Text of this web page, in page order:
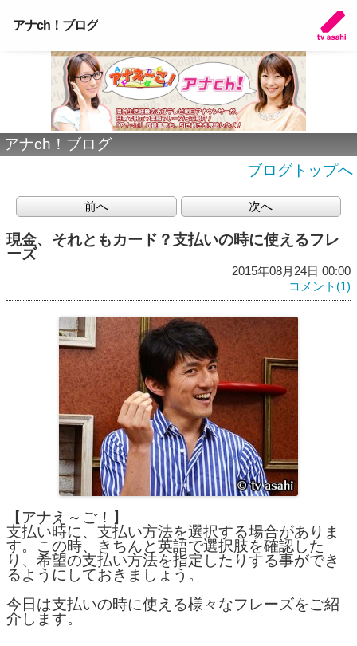
アナch！ブログ
アナch！ブログ
ブログトップへ
前へ 次へ
現金、それともカード？支払いの時に使えるフレ
ーズ
2015年08月24日 00:00
コメント(1)
【アナえ～ご！】
支払い時に、支払い方法を選択する場合がありま
す。この時、きちんと英語で選択肢を確認した
り、希望の支払い方法を指定したりする事ができ
るようにしておきましょう。
今日は支払いの時に使える様々なフレーズをご紹
介します。